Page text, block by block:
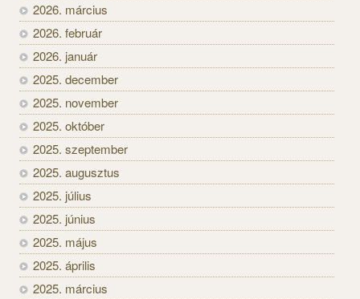
2026. március
2026. február
2026. január
2025. december
2025. november
2025. október
2025. szeptember
2025. augusztus
2025. július
2025. június
2025. május
2025. április
2025. március